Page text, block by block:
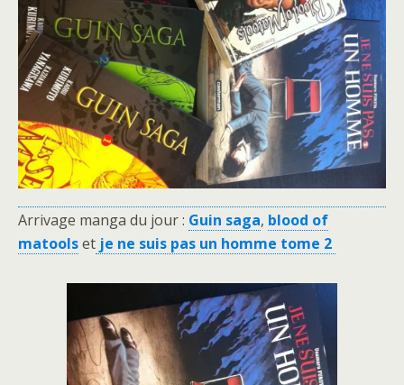
Arrivage manga du jour : Guin saga, blood of
matoolset je ne suis pas un homme tome 2